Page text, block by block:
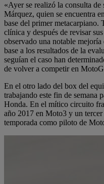
«Ayer se realizó la consulta
Márquez, quien se encuentra
base del primer metacarpiano.
clínica y después de revisar
observado una notable
base a los resultados de la
seguían el caso han
de volver a competir en
En el otro lado del box del
trabajando este fin de semana
Honda. En el mítico circuito
año 2017 en Moto3 y un
temporada como piloto de